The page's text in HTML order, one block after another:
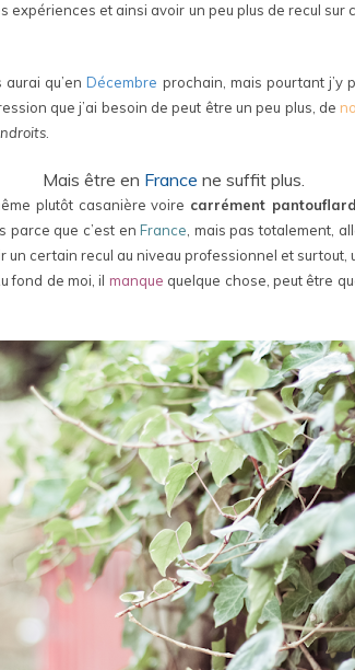
et ainsi avoir un peu plus de recul
qu’enDécembre prochain, mais pourtant j’y
que j’ai besoin de peut être un peu plus, de
Mais être en France ne suffit plus.
plutôt casanière voire carrément
parce que c’est enFrance, mais pas totalement,
un certain recul au niveau professionnel et
fond de moi, il manque quelque chose, peut être